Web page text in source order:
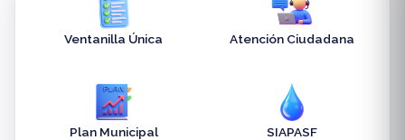
Ventanilla Única Atención Ciudadana
Plan Municipal SIAPASF